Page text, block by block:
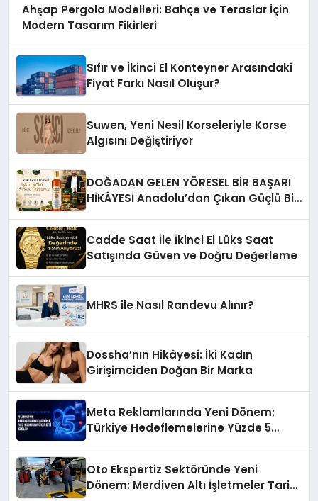
Ahşap Pergola Modelleri: Bahçe ve Teraslar İçin
Modern Tasarım Fikirleri
Sıfır ve İkinci El Konteyner Arasındaki
Fiyat Farkı Nasıl Oluşur?
Suwen, Yeni Nesil Korseleriyle Korse
Algısını Değiştiriyor
DOĞADAN GELEN YÖRESEL BİR BAŞARI
HİKÂYESİ Anadolu’dan Çıkan Güçlü Bir
Cadde Saat İle İkinci El Lüks Saat
Satışında Güven ve Doğru Değerleme
MHRS ile Nasıl Randevu Alınır?
Dossha’nın Hikâyesi: İki Kadın
Girişimciden Doğan Bir Marka
Meta Reklamlarında Yeni Dönem:
Türkiye Hedeflemelerine Yüzde 5
Oto Ekspertiz Sektöründe Yeni
Dönem: Merdiven Altı İşletmeler Tarih